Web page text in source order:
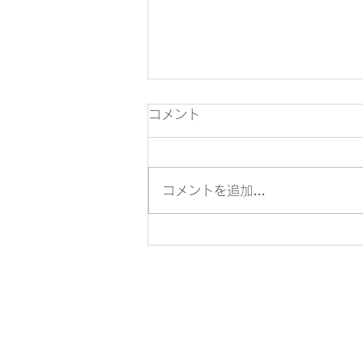
自立論あとがき
コメント
コメントを追加…